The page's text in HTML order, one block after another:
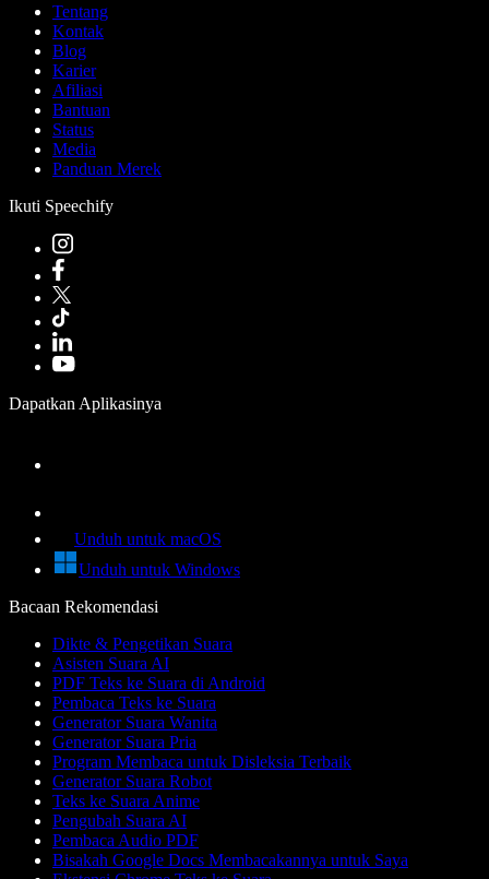
Tentang
Kontak
Blog
Karier
Afiliasi
Bantuan
Status
Media
Panduan Merek
Ikuti Speechify
Dapatkan Aplikasinya
Unduh untuk macOS
Unduh untuk Windows
Bacaan Rekomendasi
Dikte & Pengetikan Suara
Asisten Suara AI
PDF Teks ke Suara di Android
Pembaca Teks ke Suara
Generator Suara Wanita
Generator Suara Pria
Program Membaca untuk Disleksia Terbaik
Generator Suara Robot
Teks ke Suara Anime
Pengubah Suara AI
Pembaca Audio PDF
Bisakah Google Docs Membacakannya untuk Saya